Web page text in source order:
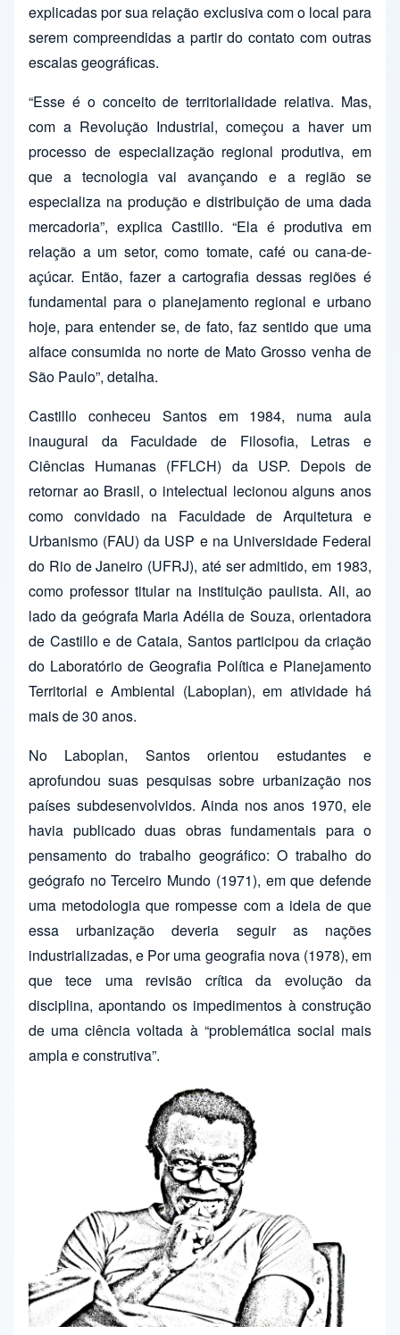
explicadas por sua relação exclusiva com o local para
serem compreendidas a partir do contato com outras
escalas geográficas.
“Esse é o conceito de territorialidade relativa. Mas,
com a Revolução Industrial, começou a haver um
processo de especialização regional produtiva, em
que a tecnologia vai avançando e a região se
especializa na produção e distribuição de uma dada
mercadoria”, explica Castillo. “Ela é produtiva em
relação a um setor, como tomate, café ou cana-de-
açúcar. Então, fazer a cartografia dessas regiões é
fundamental para o planejamento regional e urbano
hoje, para entender se, de fato, faz sentido que uma
alface consumida no norte de Mato Grosso venha de
São Paulo”, detalha.
Castillo conheceu Santos em 1984, numa aula
inaugural da Faculdade de Filosofia, Letras e
Ciências Humanas (FFLCH) da USP. Depois de
retornar ao Brasil, o intelectual lecionou alguns anos
como convidado na Faculdade de Arquitetura e
Urbanismo (FAU) da USP e na Universidade Federal
do Rio de Janeiro (UFRJ), até ser admitido, em 1983,
como professor titular na instituição paulista. Ali, ao
lado da geógrafa Maria Adélia de Souza, orientadora
de Castillo e de Cataia, Santos participou da criação
do Laboratório de Geografia Política e Planejamento
Territorial e Ambiental (Laboplan), em atividade há
mais de 30 anos.
No Laboplan, Santos orientou estudantes e
aprofundou suas pesquisas sobre urbanização nos
países subdesenvolvidos. Ainda nos anos 1970, ele
havia publicado duas obras fundamentais para o
pensamento do trabalho geográfico: O trabalho do
geógrafo no Terceiro Mundo (1971), em que defende
uma metodologia que rompesse com a ideia de que
essa urbanização deveria seguir as nações
industrializadas, e Por uma geografia nova (1978), em
que tece uma revisão crítica da evolução da
disciplina, apontando os impedimentos à construção
de uma ciência voltada à “problemática social mais
ampla e construtiva”.